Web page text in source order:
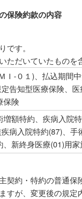
CMギャラリー​
保険約款の内容
です。
ただいていたものを
Ｉ-０１)、払込期間
告知型医療保険、
保険
増額特約、疾病入院
病入院特約(87)、
、新終身医療(01)用
契約・特約の普通
が、変更後の規定